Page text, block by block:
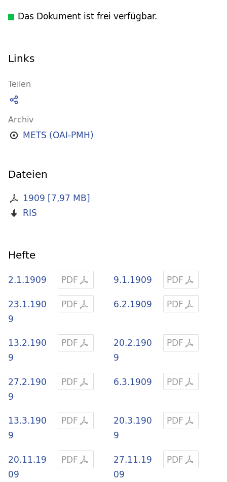
Das Dokument ist frei verfügbar.
Links
Teilen
Archiv
METS (OAI-PMH)
Dateien
1909 [7,97 MB]
RIS
Hefte
PDF
2.1.1909 PDF
9.1.1909
PDF
23.1.190
9
PDF
6.2.1909
PDF
13.2.190
9
PDF
20.2.190
9
PDF
27.2.190
9
PDF
6.3.1909
PDF
13.3.190
9
PDF
20.3.190
9
PDF
20.11.19
09
PDF
27.11.19
09